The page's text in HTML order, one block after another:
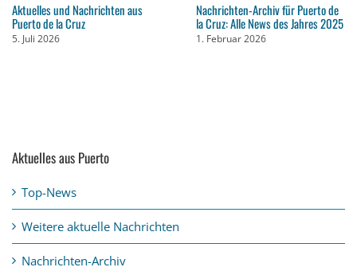
Aktuelles und Nachrichten aus
Puerto de la Cruz
5. Juli 2026
Nachrichten-Archiv für Puerto de
la Cruz: Alle News des Jahres 2025
1. Februar 2026
Aktuelles aus Puerto
Top-News
Weitere aktuelle Nachrichten
Nachrichten-Archiv